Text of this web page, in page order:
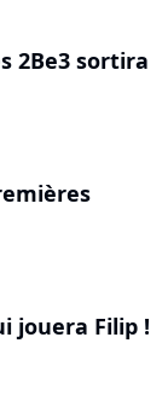
2Be3 sortira
jouera Filip !